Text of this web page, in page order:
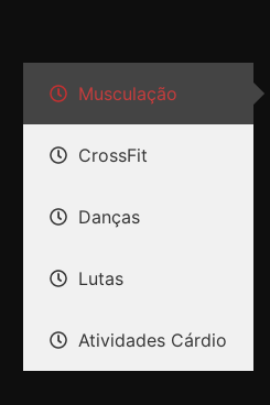
Musculação
CrossFit
Danças
Lutas
Atividades Cárdio